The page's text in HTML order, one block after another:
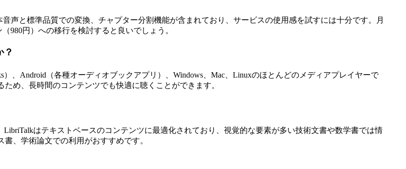
声と標準品質での変換、チャプター分割機能が含まれており、サービスの使用感を試すには十分です。月
980円）への移行を検討すると良いでしょう。
？
、Android（各種オーディオブックアプリ）、Windows、Mac、Linuxのほとんどのメディアプレイヤーで
め、長時間のコンテンツでも快適に聴くことができます。
はテキストベースのコンテンツに最適化されており、視覚的な要素が多い技術文書や数学書では情
、学術論文での利用がおすすめです。